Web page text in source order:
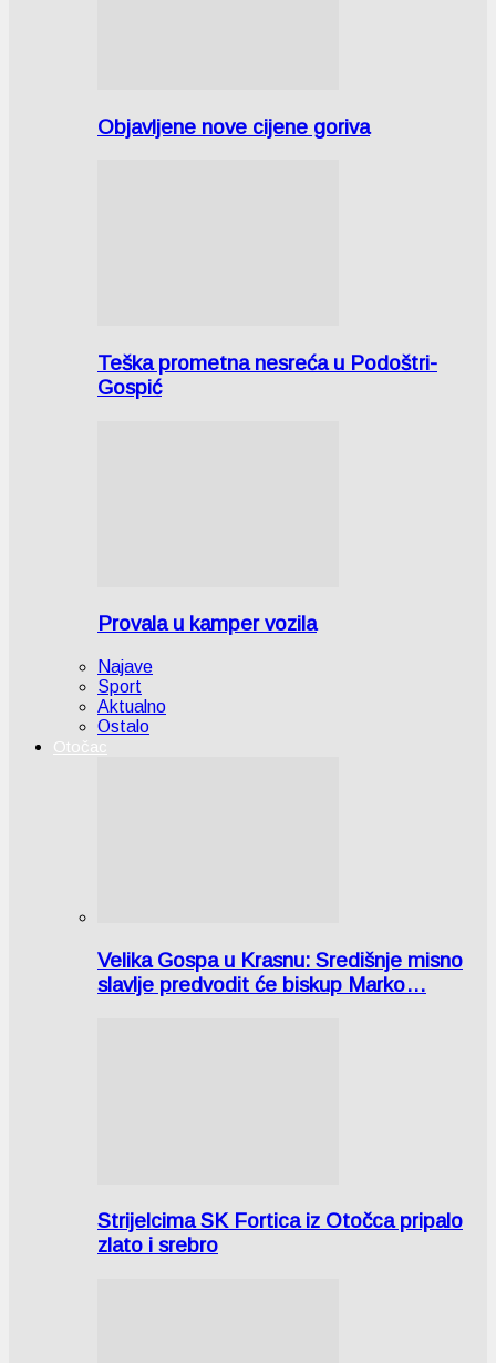
Objavljene nove cijene goriva
Teška prometna nesreća u Podoštri-
Gospić
Provala u kamper vozila
Najave
Sport
Aktualno
Ostalo
Otočac
Velika Gospa u Krasnu: Središnje misno
slavlje predvodit će biskup Marko…
Strijelcima SK Fortica iz Otočca pripalo
zlato i srebro